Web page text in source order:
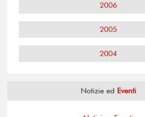
2006
2005
2004
Notizie ed Eventi